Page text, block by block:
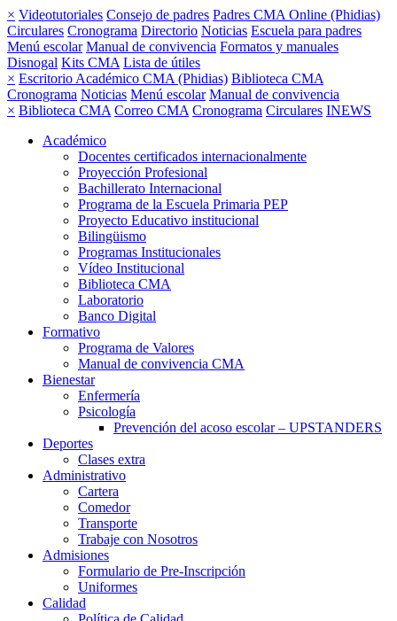
× Videotutoriales Consejo de padres Padres CMA Online (Phidias)
Circulares Cronograma Directorio Noticias Escuela para padres
Menú escolar Manual de convivencia Formatos y manuales
Disnogal Kits CMA Lista de útiles
× Escritorio Académico CMA (Phidias) Biblioteca CMA
Cronograma Noticias Menú escolar Manual de convivencia
× Biblioteca CMA Correo CMA Cronograma Circulares INEWS
Académico
Docentes certificados internacionalmente
Proyección Profesional
Bachillerato Internacional
Programa de la Escuela Primaria PEP
Proyecto Educativo institucional
Bilingüismo
Programas Institucionales
Vídeo Institucional
Biblioteca CMA
Laboratorio
Banco Digital
Formativo
Programa de Valores
Manual de convivencia CMA
Bienestar
Enfermería
Psicología
Prevención del acoso escolar – UPSTANDERS
Deportes
Clases extra
Administrativo
Cartera
Comedor
Transporte
Trabaje con Nosotros
Admisiones
Formulario de Pre-Inscripción
Uniformes
Calidad